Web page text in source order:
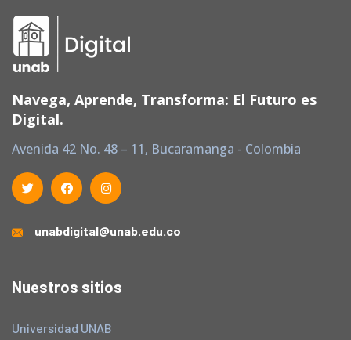
Navega, Aprende, Transforma: El Futuro es
Digital.
Avenida 42 No. 48 – 11, Bucaramanga - Colombia
unabdigital@unab.edu.co
Nuestros sitios
Universidad UNAB